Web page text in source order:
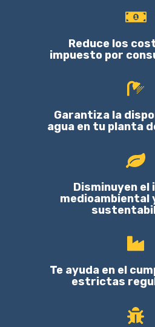
Reduce los
impuesto por
Garantiza la
agua en tu planta
Disminuyen el
medioambiental
Te ayuda en el
estrictas